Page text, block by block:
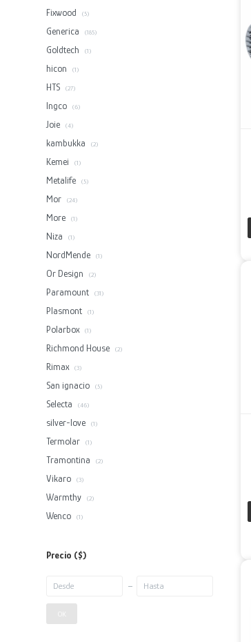
Fixwood (5)
Generica (185)
Goldtech (1)
hicon (1)
HTS (27)
Ingco (6)
Joie (4)
kambukka (2)
Kemei (1)
Metalife (5)
Mor (24)
More (1)
Niza (1)
NordMende (1)
Or Design (2)
Paramount (31)
Plasmont (1)
Polarbox (1)
Richmond House (2)
Rimax (3)
San ignacio (5)
Selecta (46)
silver-love (1)
Termolar (1)
Tramontina (2)
Vikaro (3)
Warmthy (2)
Wenco (1)
Precio ($)